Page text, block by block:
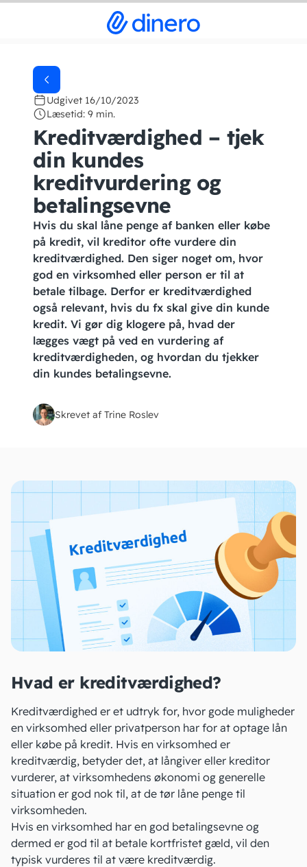
Udgivet 16/10/2023
Læsetid: 9 min.
Kreditværdighed – tjek
din kundes
kreditvurdering og
betalingsevne
Hvis du skal låne penge af banken eller købe
på kredit, vil kreditor ofte vurdere din
kreditværdighed. Den siger noget om, hvor
god en virksomhed eller person er til at
betale tilbage. Derfor er kreditværdighed
også relevant, hvis du fx skal give din kunde
kredit. Vi gør dig klogere på, hvad der
lægges vægt på ved en vurdering af
kreditværdigheden, og hvordan du tjekker
din kundes betalingsevne.
Skrevet af Trine Roslev
Hvad er kreditværdighed?
Kreditværdighed er et udtryk for, hvor gode muligheder
en virksomhed eller privatperson har for at optage lån
eller købe på kredit. Hvis en virksomhed er
kreditværdig, betyder det, at långiver eller kreditor
vurderer, at virksomhedens økonomi og generelle
situation er god nok til, at de tør låne penge til
virksomheden.
Hvis en virksomhed har en god betalingsevne og
dermed er god til at betale kortfristet gæld, vil den
typisk vurderes til at være kreditværdig.